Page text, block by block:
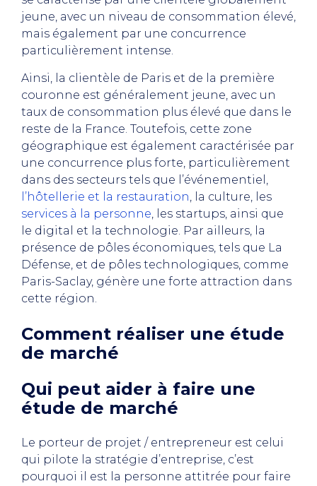
jeune, avec un niveau de consommation élevé,
mais également par une concurrence
particulièrement intense.
Ainsi, la clientèle de Paris et de la première
couronne est généralement jeune, avec un
taux de consommation plus élevé que dans le
reste de la France. Toutefois, cette zone
géographique est également caractérisée par
une concurrence plus forte, particulièrement
dans des secteurs tels que l’événementiel,
l’hôtellerie et la restauration, la culture, les
services à la personne, les startups, ainsi que
le digital et la technologie. Par ailleurs, la
présence de pôles économiques, tels que La
Défense, et de pôles technologiques, comme
Paris-Saclay, génère une forte attraction dans
cette région.
Comment réaliser une étude
de marché
Qui peut aider à faire une
étude de marché
Le porteur de projet / entrepreneur est celui
qui pilote la stratégie d’entreprise, c’est
pourquoi il est la personne attitrée pour faire